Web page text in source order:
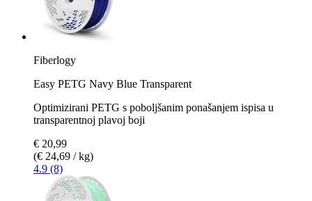
Fiberlogy
Easy PETG Navy Blue Transparent
Optimizirani PETG s poboljšanim ponašanjem ispisa u
transparentnoj plavoj boji
€ 20,99
(€ 24,69 / kg)
4.9 (8)